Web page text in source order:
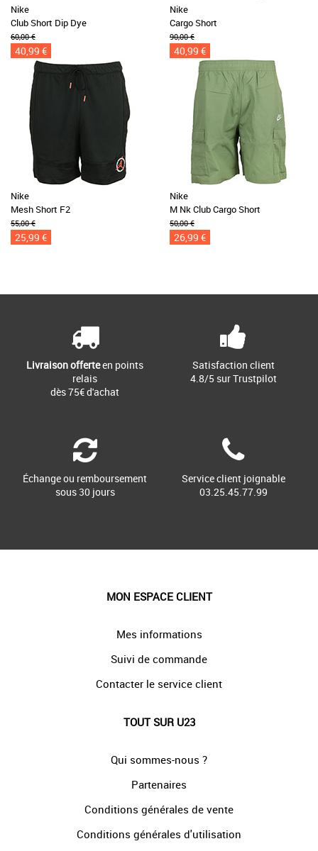
Nike
Club Short Dip Dye
60,00 €
40,99 €
Nike
Cargo Short
90,00 €
40,99 €
Nike
Mesh Short F2
55,00 €
25,99 €
Nike
M Nk Club Cargo Short
50,00 €
26,99 €
Livraison offerteen points
relais
dès 75€ d'achat
Satisfaction client
4.8/5 sur Trustpilot
Échange ou remboursement
sous 30 jours
Service client joignable
03.25.45.77.99
MON ESPACE CLIENT
Mes informations
Suivi de commande
Contacter le service client
TOUT SUR U23
Qui sommes-nous ?
Partenaires
Conditions générales de vente
Conditions générales d'utilisation